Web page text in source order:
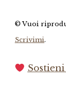
© Vuoi
Scrivimi.